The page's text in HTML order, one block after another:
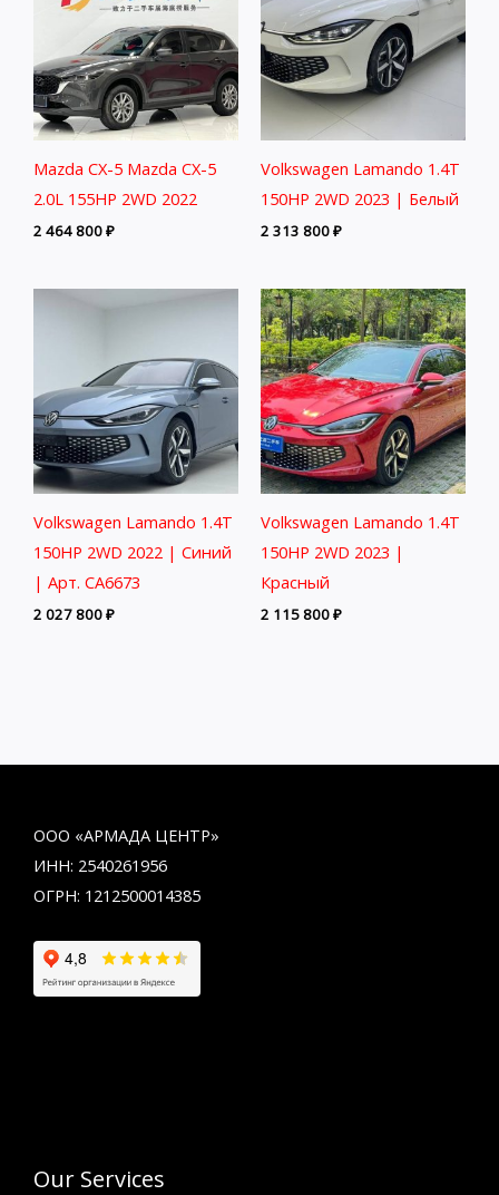
Mazda CX-5 Mazda CX-5
2.0L 155HP 2WD 2022
2 464 800₽
Volkswagen Lamando 1.4T
150HP 2WD 2023 | Белый
2 313 800₽
Volkswagen Lamando 1.4T
150HP 2WD 2022 | Синий
| Арт. CA6673
2 027 800₽
Volkswagen Lamando 1.4T
150HP 2WD 2023 |
Красный
2 115 800₽
ООО «АРМАДА ЦЕНТР»
ИНН: 2540261956
ОГРН: 1212500014385
Our Services